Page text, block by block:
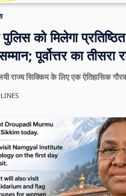
को मिलेगा प्रतिष्ठित
पूर्वोत्तर का तीसरा
राज्य सिक्किम के लिए एक ऐतिहासिक